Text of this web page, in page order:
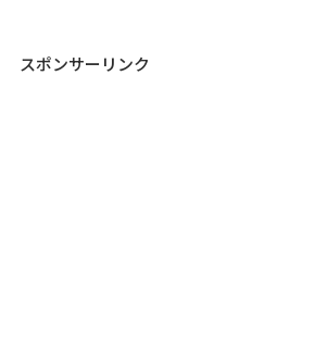
スポンサーリンク